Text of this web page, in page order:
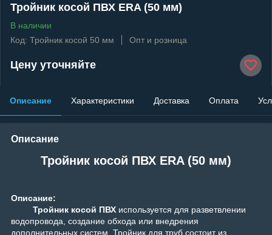
Тройник косой ПВХ ERA (50 мм)
В наличии
Код: Тройник косой 50 мм
Опт и розница
Цену уточняйте
Описание Характеристики Доставка Оплата
Описание
Тройник косой ПВХ ERA (50 мм)
Описание:
Тройник косой ПВХ используется для разветвлении
водопровода, создание обхода или внедрения
дополнительных систем. Тройник для труб состоит из